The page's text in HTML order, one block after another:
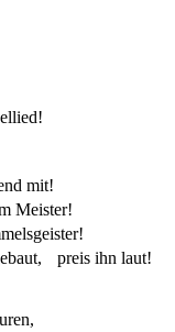
mit!
Meister!
preis ihn laut!